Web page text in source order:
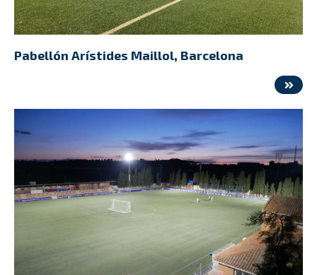
Pabellón Arístides Maillol, Barcelona